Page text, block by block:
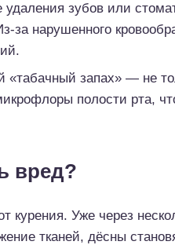
удаления зубов или
за нарушенного
«табачный запах» — не
полости рта,
вред?
Уже через
тканей, дёсны